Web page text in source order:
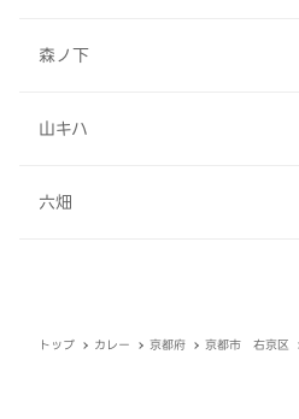
森ノ下
山キハ
六畑
トップ カレー 京都府 京都市 右京区